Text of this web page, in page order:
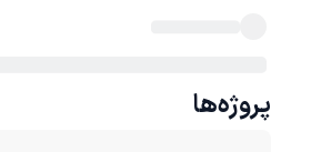
پروژه‌ها